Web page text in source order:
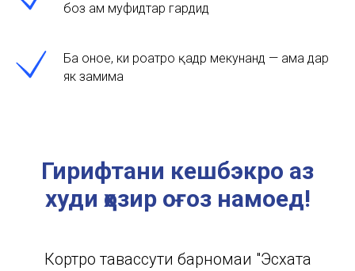
боз ҳам муфидтар гардид
Ба онҳое, ки роҳатро қадр мекунанд — ҳама дар
як замима
Гирифтани кешбэкро аз
худи ҳозир оғоз намоед!
Кортро тавассути барномаи "Эсхата